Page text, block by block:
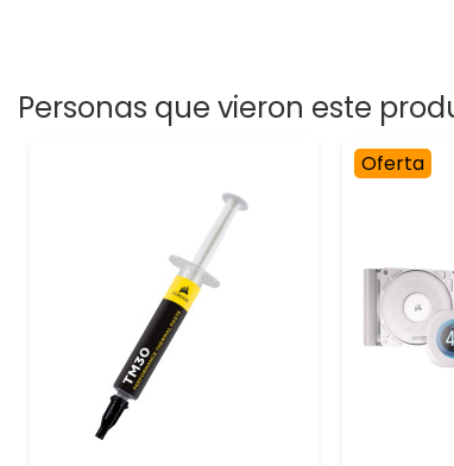
Personas que vieron este
Oferta